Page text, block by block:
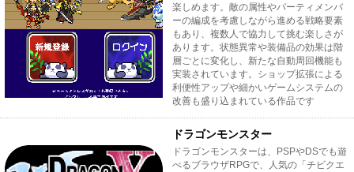
楽しめます。敵の属性やパーティメンバ
ーの編成を考慮しながら進める戦略要素
もあり、複数人で協力して挑む楽しさが
あります。状態異常や装備品の効果は階
層ごとに変化し、新たな自動周回機能も
実装されています。ショップ拡張による
利便性アップや細かいゲームシステムの
改善も盛り込まれている作品です
ドラゴンモンスター
ドラゴンモンスターは、PSPやDSでも遊
べるブラウザRPGで、人気の「チビクエ